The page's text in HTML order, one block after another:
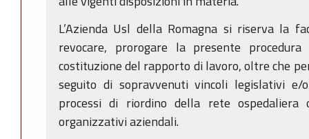
L’Azienda Usl della Romagna si riserva la
revocare, prorogare la presente
costituzione del rapporto di lavoro, oltre che
seguito di sopravvenuti vincoli legislativi
processi di riordino della rete
organizzativi aziendali.